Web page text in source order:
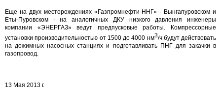
Еще на двух месторождениях «Газпромнефти-ННГ» - Вынгапуровском и
Еты-Пуровском - на аналогичных ДКУ низкого давления инженеры
компании «ЭНЕРГАЗ» ведут предпусковые работы. Компрессорные
установки производительностью от 1500 до 4000 нм3/ч будут действовать
на дожимных насосных станциях и подготавливать ПНГ для закачки в
газопровод.
13 Мая 2013 г.